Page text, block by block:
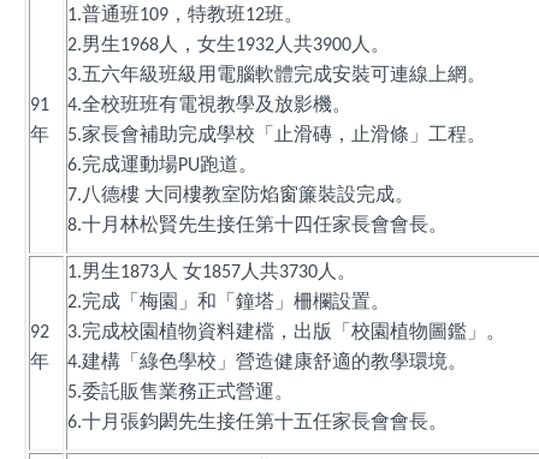
91
年
1.普通班109 ，特教班12班。
2.男生1968 人，女生1932 人共3900 人。
3.五六年級班級用電腦軟體完成安裝可連線上網。
4.全校班班有電視教學及放影機。
5.家長會補助完成學校「止滑磚，止滑條」工程。
6.完成運動場PU跑道。
7.八德樓 大同樓教室防焰窗簾裝設完成。
8.十月林松賢先生接任第十四任家長會會長。
92
年
1.男生1873 人 女1857 人共3730 人。
2.完成「梅園」和「鐘塔」柵欄設置。
3.完成校園植物資料建檔，出版「校園植物圖鑑」。
4.建構「綠色學校」營造健康舒適的教學環境。
5.委託販售業務正式營運。
6.十月張鈞閎先生接任第十五任家長會會長。